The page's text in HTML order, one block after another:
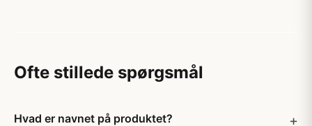
Ofte stillede spørgsmål
Hvad er navnet på produktet?